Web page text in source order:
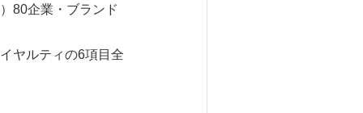
80企業・ブランド
ヤルティの6項目全